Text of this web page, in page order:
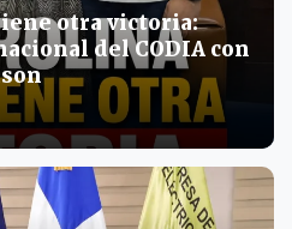
otra victoria:
del CODIA con